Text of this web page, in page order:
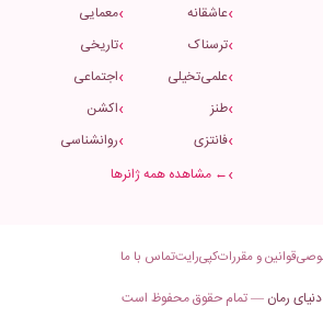
عاشقانه
معمایی
ترسناک
تاریخی
علمی‌تخیلی
اجتماعی
طنز
اکشن
فانتزی
روانشناسی
← مشاهده همه ژانرها
دنیای رمان — تمام حقوق محفوظ است
قوانین و مقرراتکپی‌رایتتماس با ما